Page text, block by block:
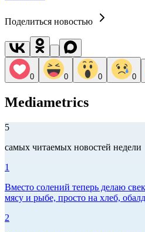
Поделиться новостью
0 0 0 0
Mediametrics
5
самых читаемых новостей недели
1
Вместо солений теперь делаю
мясу и рыбе, просто на хлеб,
2